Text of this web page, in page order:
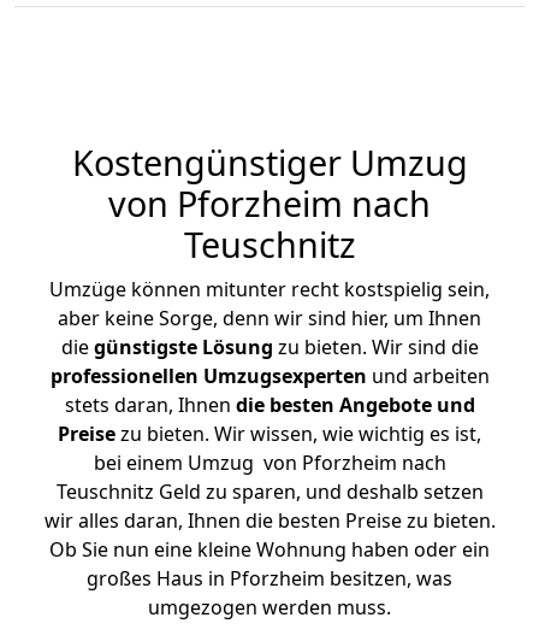
Kostengünstiger Umzug
von Pforzheim nach
Teuschnitz
Umzüge können mitunter recht kostspielig sein,
aber keine Sorge, denn wir sind hier, um Ihnen
diegünstigste Lösung zu bieten. Wir sind die
professionellen Umzugsexperten und arbeiten
stets daran, Ihnen die besten Angebote und
Preisezu bieten. Wir wissen, wie wichtig es ist,
bei einem Umzug von Pforzheim nach
Teuschnitz Geld zu sparen, und deshalb setzen
wir alles daran, Ihnen die besten Preise zu bieten.
Ob Sie nun eine kleine Wohnung haben oder ein
großes Haus in Pforzheim besitzen, was
umgezogen werden muss.